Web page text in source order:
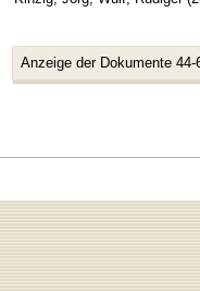
Anzeige der Dokumente 44-